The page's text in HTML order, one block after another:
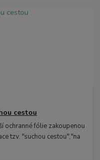
cestou
ochranné fólie zakoupenou
tzv. "suchou cestou","na